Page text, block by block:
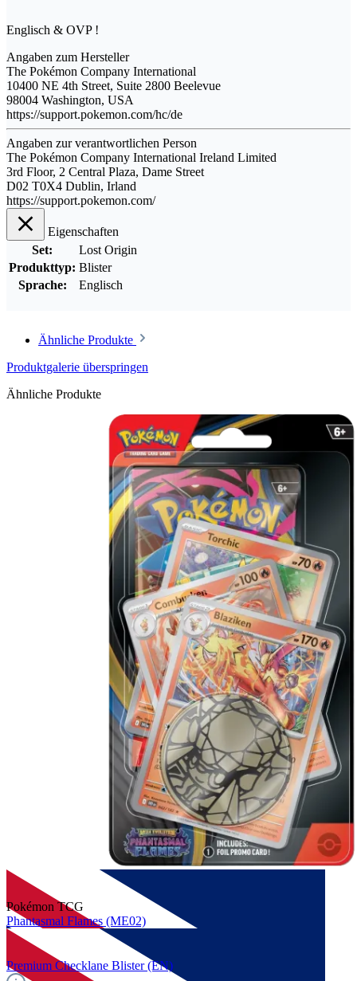
Englisch & OVP !
Angaben zum Hersteller
The Pokémon Company International
10400 NE 4th Street, Suite 2800 Beelevue
98004 Washington, USA
https://support.pokemon.com/hc/de
Angaben zur verantwortlichen Person
The Pokémon Company International Ireland Limited
3rd Floor, 2 Central Plaza, Dame Street
D02 T0X4 Dublin, Irland
https://support.pokemon.com/
Eigenschaften
Set:
Lost Origin
Produkttyp: Blister
Sprache:
Englisch
Ähnliche Produkte
Produktgalerie überspringen
Ähnliche Produkte
Pokémon TCG
Phantasmal Flames (ME02)
Premium Checklane Blister (EN)